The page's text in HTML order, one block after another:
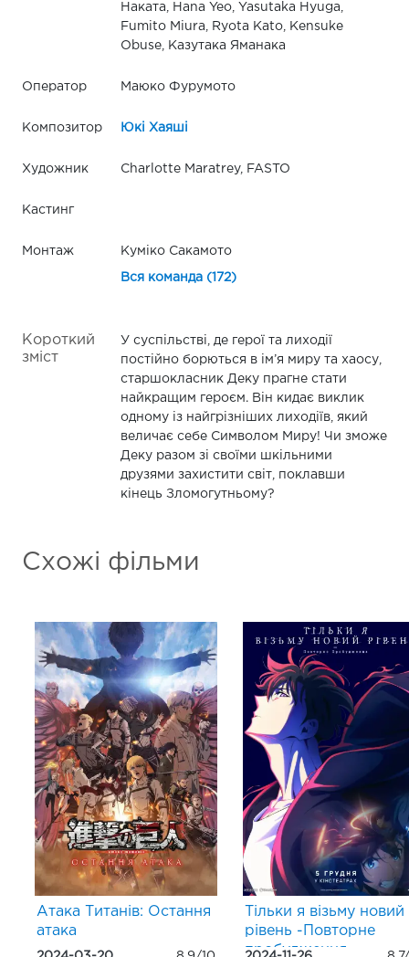
Наката, Hana Yeo, Yasutaka Hyuga,
Fumito Miura, Ryota Kato, Kensuke
Obuse, Казутака Яманака
Оператор Маюко Фурумото
Композитор Юкі Хаяші
Художник Charlotte Maratrey, FASTO
Кастинг
Монтаж Куміко Сакамото
Вся команда (172)
Короткий
зміст
У суспільстві, де герої та лиходії
постійно борються в ім’я миру та хаосу,
старшокласник Деку прагне стати
найкращим героєм. Він кидає виклик
одному із найгрізніших лиходіїв, який
величає себе Символом Миру! Чи зможе
Деку разом зі своїми шкільними
друзями захистити світ, поклавши
кінець Зломогутньому?
Схожі фільми
Атака Титанів: Остання
атака
Тільки я візьму новий
рівень -Повторне
пробудження-